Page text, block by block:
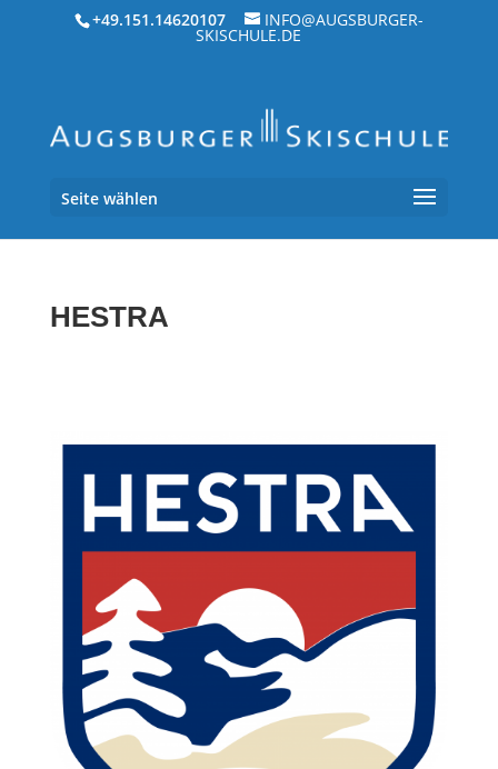
+49.151.14620107 INFO@AUGSBURGER-
SKISCHULE.DE
Seite wählen
HES­TRA